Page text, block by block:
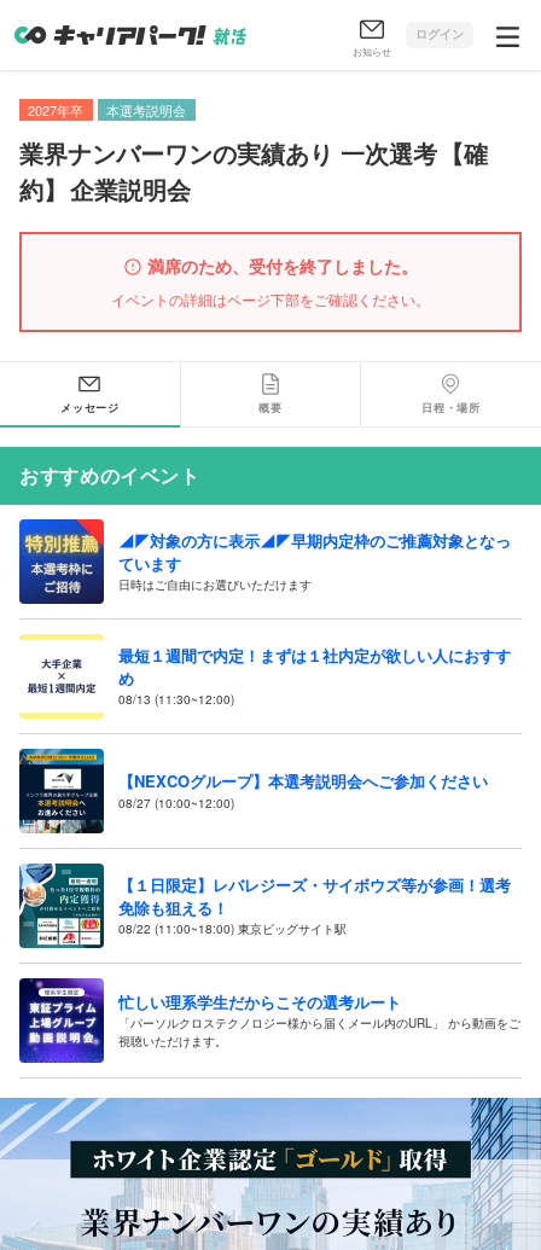
お知らせ
ログイン
2027年卒 本選考説明会
業界ナンバーワンの実績あり 一次選考 【確
約】 企業説明会
満席のため、受付を終了しました。
イベントの詳細はページ下部をご確認ください。
メッセージ 概要 日程・場所
おすすめのイベント
◢◤対象の方に表示◢◤早期内定枠のご推薦対象となっ
ています
日時はご自由にお選びいただけます
最短１週間で内定！まずは１社内定が欲しい人におすす
め
08/13 (11:30~12:00)
【NEXCOグループ】本選考説明会へご参加ください
08/27 (10:00~12:00)
【１日限定】レバレジーズ・サイボウズ等が参画！選考
免除も狙える！
08/22 (11:00~18:00) 東京ビッグサイト駅
忙しい理系学生だからこその選考ルート
「パーソルクロステクノロジー様から届くメール内のURL」 から動画をご
視聴いただけます。